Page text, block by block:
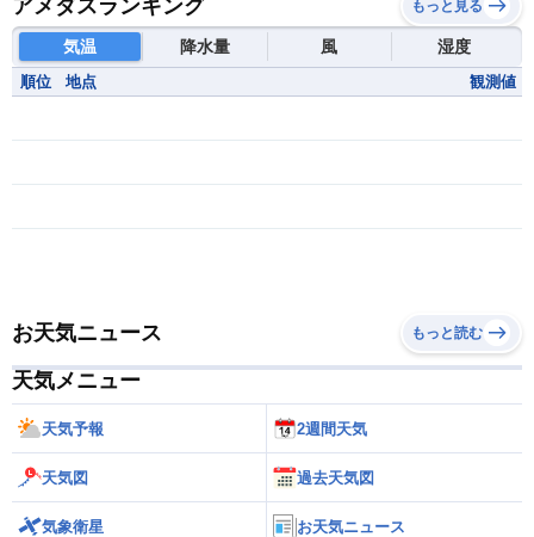
アメダスランキング もっと見る
気温 降水量 風 湿度
順位 地点 観測値
お天気ニュース もっと読む
天気メニュー
天気予報 2週間天気
天気図 過去天気図
気象衛星 お天気ニュース